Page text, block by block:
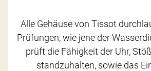
Alle Gehäuse von Tissot
Prüfungen, wie jene der
prüft die Fähigkeit der Uhr,
standzuhalten, sowie das